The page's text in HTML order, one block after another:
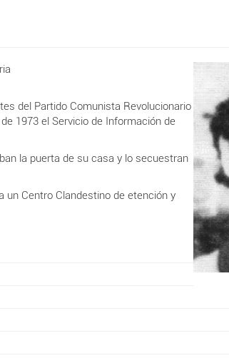
del Partido Comunista Revolucionario
1973 el Servicio de Información de
la puerta de su casa y lo secuestran
un Centro Clandestino de etención y